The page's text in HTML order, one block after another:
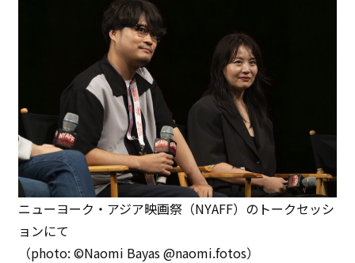
ニューヨーク・アジア映画祭（NYAFF）のトークセッシ
ョンにて
（photo: ©Naomi Bayas @naomi.fotos）